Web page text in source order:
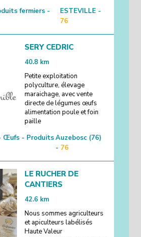
fermiers -
ESTEVILLE -
76
SERY CEDRIC
40.8 km
Petite exploitation
polyculture, élevage
maraichage, avec vente
directe de légumes œufs
alimentation poule et foin
paille
Œufs - ProduitsAuzebosc (76)
- 76
LE RUCHER DE
CANTIERS
42.6 km
Nous sommes agriculteurs
et apiculteurs labélisés
Haute Valeur